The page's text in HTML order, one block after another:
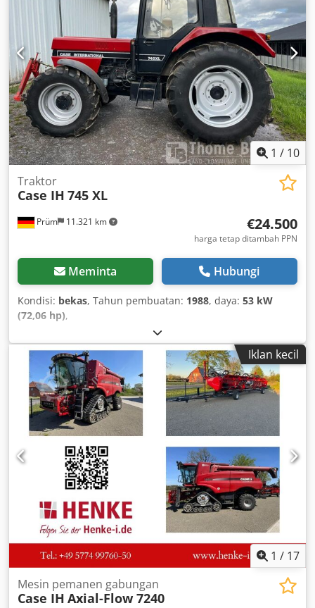
1 / 10
Prüm 11.321 km
Traktor
Case IH 745 XL
€24.500
harga tetap ditambah PPN
Meminta Hubungi
Kondisi: bekas, Tahun pembuatan: 1988, daya: 53 kW
(72,06 hp),
Iklan kecil
1 / 17
Mesin pemanen gabungan
Case IH Axial-Flow 7240